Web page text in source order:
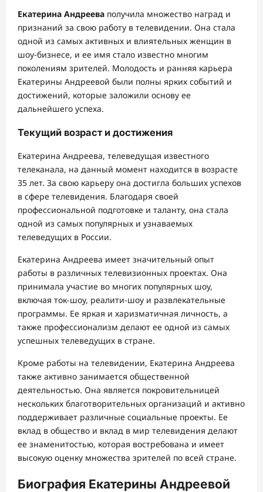
Екатерина Андреева получила множество наград и
признаний за свою работу в телевидении. Она стала
одной из самых активных и влиятельных женщин в
шоу-бизнесе, и ее имя стало известно многим
поколениям зрителей. Молодость и ранняя карьера
Екатерины Андреевой были полны ярких событий и
достижений, которые заложили основу ее
дальнейшего успеха.
Текущий возраст и достижения
Екатерина Андреева, телеведущая известного
телеканала, на данный момент находится в возрасте
35 лет. За свою карьеру она достигла больших успехов
в сфере телевидения. Благодаря своей
профессиональной подготовке и таланту, она стала
одной из самых популярных и узнаваемых
телеведущих в России.
Екатерина Андреева имеет значительный опыт
работы в различных телевизионных проектах. Она
принимала участие во многих популярных шоу,
включая ток-шоу, реалити-шоу и развлекательные
программы. Ее яркая и харизматичная личность, а
также профессионализм делают ее одной из самых
успешных телеведущих в стране.
Кроме работы на телевидении, Екатерина Андреева
также активно занимается общественной
деятельностью. Она является покровительницей
нескольких благотворительных организаций и активно
поддерживает различные социальные проекты. Ее
вклад в общество и вклад в мир телевидения делают
ее знаменитостью, которая востребована и имеет
высокую оценку множества зрителей по всей стране.
Биография Екатерины Андреевой